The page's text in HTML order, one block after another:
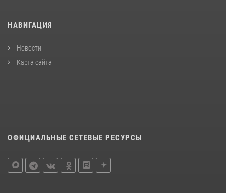
НАВИГАЦИЯ
Новости
Карта сайта
ОФИЦИАЛЬНЫЕ СЕТЕВЫЕ РЕСУРСЫ